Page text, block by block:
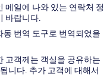
메일에 나와 있는 연락처 정
바랍니다.
번역 도구로 번역되었을
고객께는 객실을 공유하는
니다. 추가 고객에 대해서